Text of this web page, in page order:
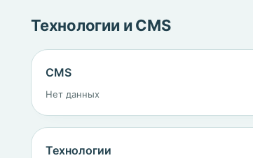
Технологии и CMS
CMS
Нет данных
Технологии